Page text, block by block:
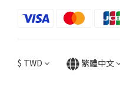
$ TWD 繁體中文